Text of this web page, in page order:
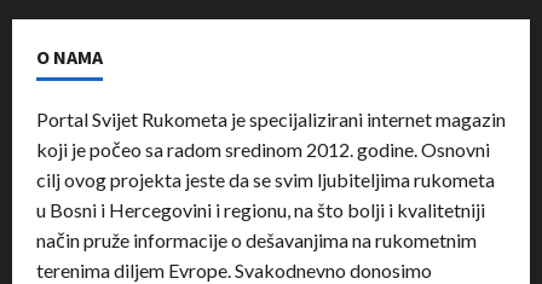
O NAMA
Portal Svijet Rukometa je specijalizirani internet magazin
koji je počeo sa radom sredinom 2012. godine. Osnovni
cilj ovog projekta jeste da se svim ljubiteljima rukometa
u Bosni i Hercegovini i regionu, na što bolji i kvalitetniji
način pruže informacije o dešavanjima na rukometnim
terenima diljem Evrope. Svakodnevno donosimo